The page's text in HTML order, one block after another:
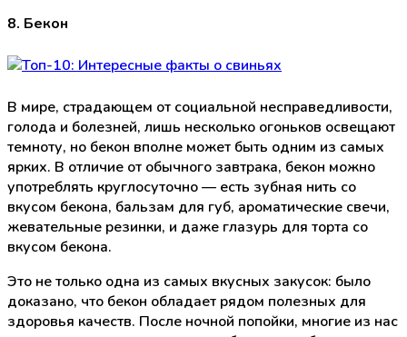
8. Бекон
В мире, страдающем от социальной несправедливости,
голода и болезней, лишь несколько огоньков освещают
темноту, но бекон вполне может быть одним из самых
ярких. В отличие от обычного завтрака, бекон можно
употреблять круглосуточно — есть зубная нить со
вкусом бекона, бальзам для губ, ароматические свечи,
жевательные резинки, и даже глазурь для торта со
вкусом бекона.
Это не только одна из самых вкусных закусок: было
доказано, что бекон обладает рядом полезных для
здоровья качеств. После ночной попойки, многие из нас